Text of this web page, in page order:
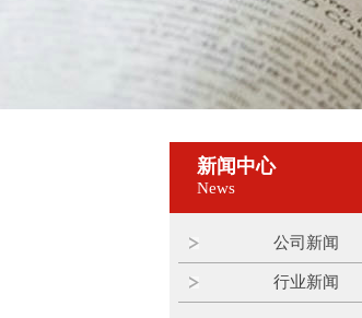
新闻中心
News
公司新闻
行业新闻